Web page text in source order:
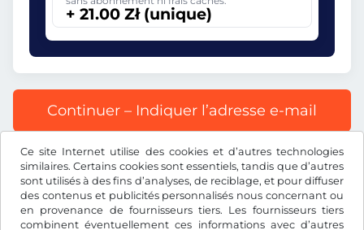
Ce site Internet utilise des cookies et d’autres technologies
similaires. Certains cookies sont essentiels, tandis que d’autres
sont utilisés à des fins d’analyses, de reciblage, et pour diffuser
des contenus et publicités personnalisés nous concernant ou
en provenance de fournisseurs tiers. Les fournisseurs tiers
combinent éventuellement ces informations avec d’autres
+ 21.00 Zł (unique)
Continuer – Indiquer l’adresse e-mail
Tous les prix s’entendent TVA incluse.